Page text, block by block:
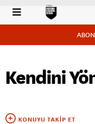
Kendini
KONUYU TAKIP ET